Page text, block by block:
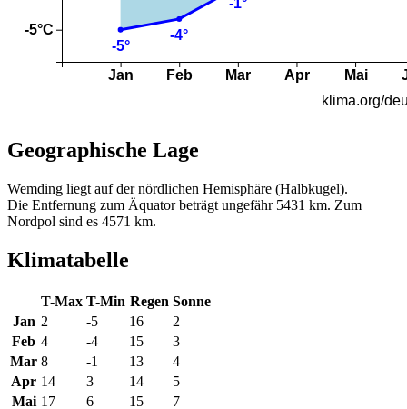
Geographische Lage
Wemding liegt auf der nördlichen Hemisphäre (Halbkugel).
Die Entfernung zum Äquator beträgt ungefähr 5431 km. Zum
Nordpol sind es 4571 km.
Klimatabelle
T-Max T-Min Regen Sonne
Jan 2 -5 16
2
Feb 4 -4 15
3
Mar 8 -1 13
4
Apr 14 3 14
5
Mai 17 6 15 7